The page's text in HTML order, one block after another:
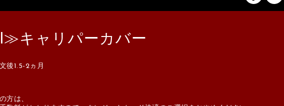
キャリパーカバー
後1.5-2ヵ月
方は、